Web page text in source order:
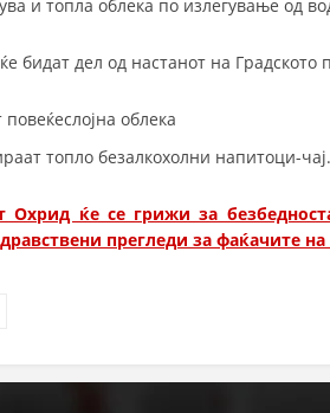
и топла облека по излегување од
бидат дел од настанот на
облека
топло безалкохолни напитоци-чај.
Охрид ќе се грижи за
прегледи за фаќачите на